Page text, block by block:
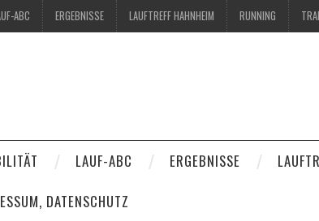
ABC ERGEBNISSE LAUFTREFF HAHNHEIM RUNNING
LAUF-ABC ERGEBNISSE
DATENSCHUTZ